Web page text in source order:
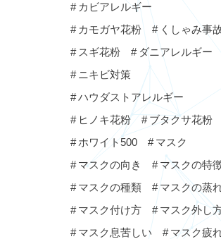
カビアレルギー
カモガヤ花粉
くしゃみ事
スギ花粉
ダニアレルギー
ニキビ対策
ハウダストアレルギー
ヒノキ花粉
ブタクサ花粉
ホワイト500
マスク
マスクの向き
マスクの特
マスクの種類
マスクの蒸
マスク付け方
マスク外し
マスク息苦しい
マスク疲